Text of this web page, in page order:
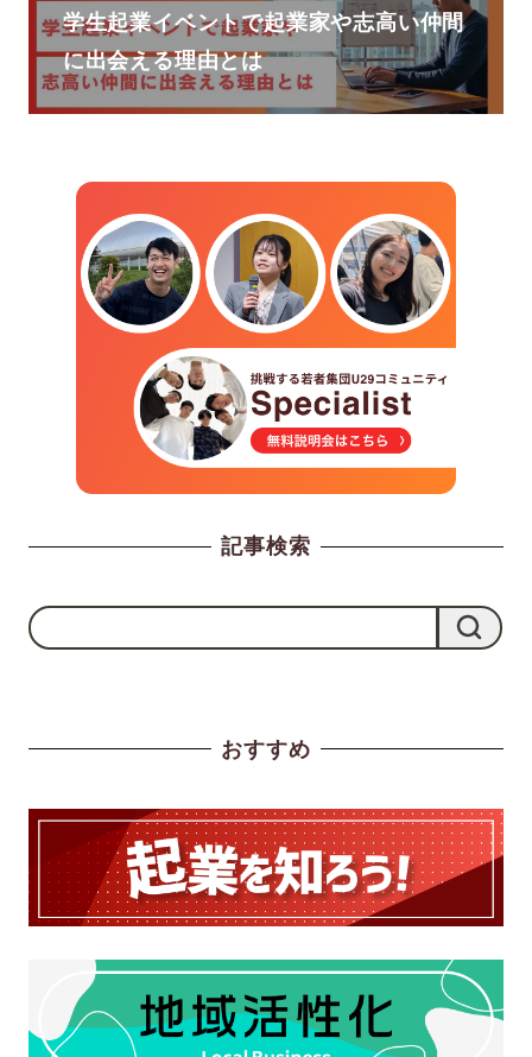
学生起業イベントで起業家や志高い仲間
に出会える理由とは
記事検索
検
索
検索
おすすめ